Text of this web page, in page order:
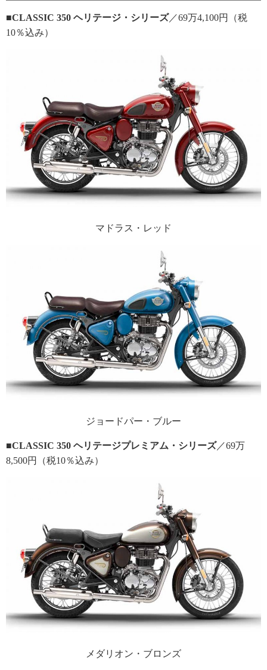
■CLASSIC 350 ヘリテージ・シリーズ／69万4,100円（税
10％込み）
マドラス・レッド
ジョードパー・ブルー
■CLASSIC 350 ヘリテージプレミアム・シリーズ／69万
8,500円（税10％込み）
メダリオン・ブロンズ